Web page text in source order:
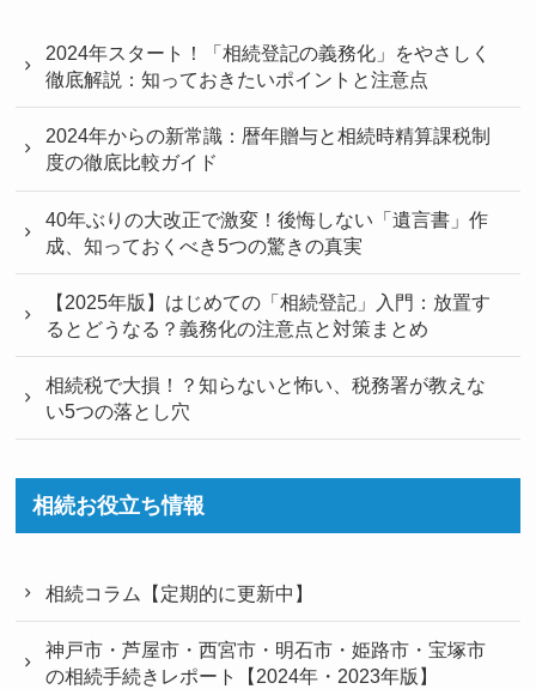
2024年スタート！「相続登記の義務化」をやさしく
徹底解説：知っておきたいポイントと注意点
2024年からの新常識：暦年贈与と相続時精算課税制
度の徹底比較ガイド
40年ぶりの大改正で激変！後悔しない「遺言書」作
成、知っておくべき5つの驚きの真実
【2025年版】はじめての「相続登記」入門：放置す
るとどうなる？義務化の注意点と対策まとめ
相続税で大損！？知らないと怖い、税務署が教えな
い5つの落とし穴
相続お役立ち情報
相続コラム【定期的に更新中】
神戸市・芦屋市・西宮市・明石市・姫路市・宝塚市
の相続手続きレポート【2024年・2023年版】